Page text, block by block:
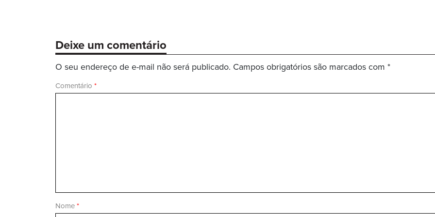
Deixe um comentário
O seu endereço de e-mail não será publicado. Campos obrigatórios são marcados com *
Comentário *
Nome *